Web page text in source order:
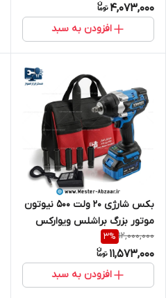
4,073,000
افزودن به سبد
بکس شارژی 20 ولت 500 نیوتون
موتور بزرگ براشلس ویوارکس
VIVAREX
12,000,000
3%
11,573,000
افزودن به سبد